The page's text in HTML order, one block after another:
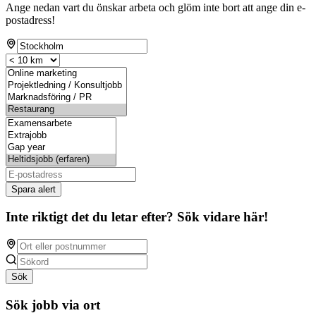
Ange nedan vart du önskar arbeta och glöm inte bort att ange din e-
postadress!
Spara alert
Inte riktigt det du letar efter? Sök vidare här!
Sök
Sök jobb via ort